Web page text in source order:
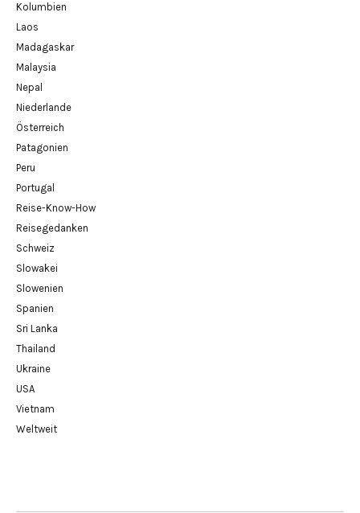
Kolumbien
Laos
Madagaskar
Malaysia
Nepal
Niederlande
Österreich
Patagonien
Peru
Portugal
Reise-Know-How
Reisegedanken
Schweiz
Slowakei
Slowenien
Spanien
Sri Lanka
Thailand
Ukraine
USA
Vietnam
Weltweit